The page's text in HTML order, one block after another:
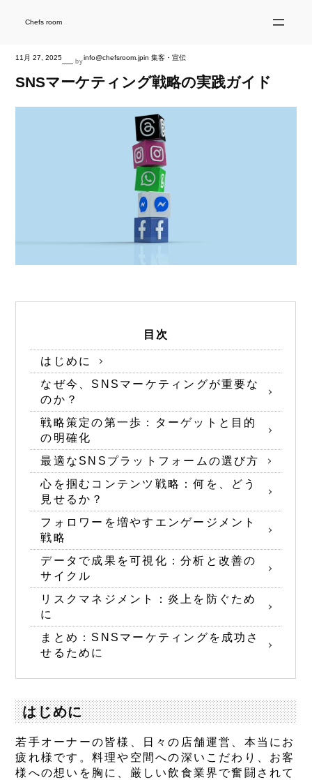
Chefs room
11月 27, 2025— byinfo@chefsroom.jpin集客・宣伝
SNSマーケティング戦略の実践ガイド
目次
はじめに
なぜ今、SNSマーケティングが重要な
のか？
戦略策定の第一歩：ターゲットと目的
の明確化
最適なSNSプラットフォームの選び方
心を掴むコンテンツ戦略：何を、どう
見せるか？
フォロワーを増やすエンゲージメント
戦略
データで成果を可視化：分析と改善の
サイクル
リスクマネジメント：炎上を防ぐため
に
まとめ：SNSマーケティングを成功さ
せるために
はじめに
若手オーナーの皆様、日々の店舗運営、本当にお
疲れ様です。料理や空間への深いこだわり、お客
様への想いを胸に、厳しい飲食業界で奮闘されて